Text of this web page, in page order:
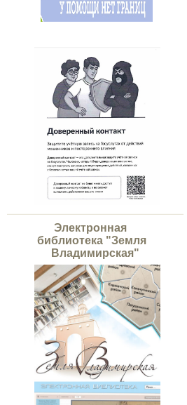
Электронная
библиотека "Земля
Владимирская"